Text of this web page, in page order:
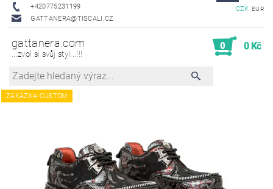
+420775231199
GATTANERA@TISCALI.CZ
CZK EUR
gattanera.com
...zvol si svůj styl...!!!
0 0 Kč
ZAKÁZKA-CUSTOM